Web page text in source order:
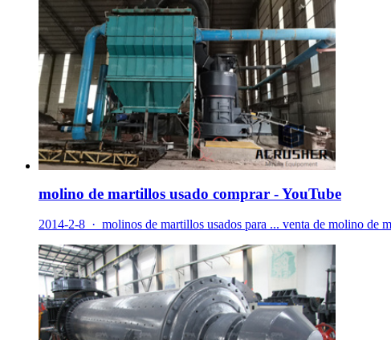
molino de martillos usado comprar - YouTube
2014-2-8 · molinos de martillos usados para ... venta de molino de